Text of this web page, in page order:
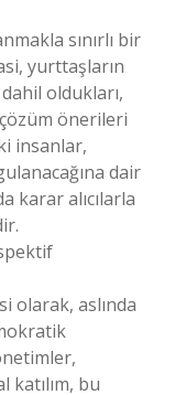
sınırlı bir
yurttaşların
oldukları,
önerileri
insanlar,
dair
karar alıcılarla
olarak, aslında
bu